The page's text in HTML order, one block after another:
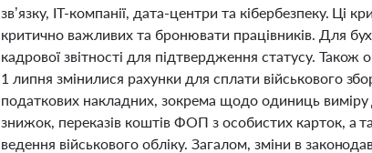
зв’язку, ІТ-компанії, дата-центри та кібербезпеку. Ці
критично важливих та бронювати працівників. Для
кадрової звітності для підтвердження статусу.
1 липня змінилися рахунки для сплати військового
податкових накладних, зокрема щодо одиниць
знижок, переказів коштів ФОП з особистих карток, а
ведення військового обліку. Загалом, зміни в